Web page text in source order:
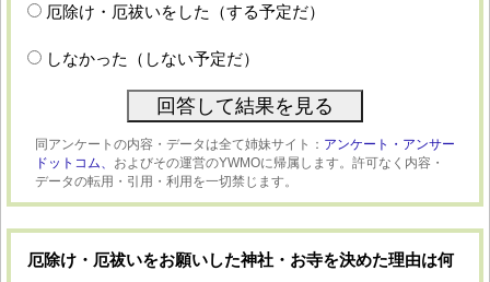
厄除け・厄祓いをした（する予定だ）
しなかった（しない予定だ）
同アンケートの内容・データは全て姉妹サイト： アンケート・アンサー
ドットコム、 およびその運営のYWMOに帰属します。許可なく内容・
データの転用・引用・利用を一切禁じます。
厄除け・厄祓いをお願いした神社・お寺を決めた理由は何